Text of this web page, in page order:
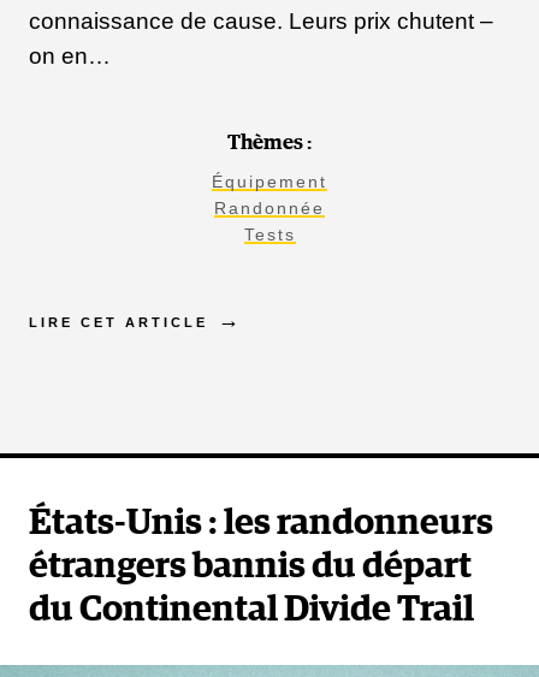
connaissance de cause. Leurs prix chutent –
on en…
Thèmes :
Équipement
Randonnée
Tests
LIRE CET ARTICLE
États-Unis : les randonneurs
étrangers bannis du départ
du Continental Divide Trail